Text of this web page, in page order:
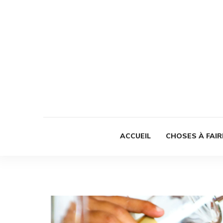
ACCUEIL CHOSES À